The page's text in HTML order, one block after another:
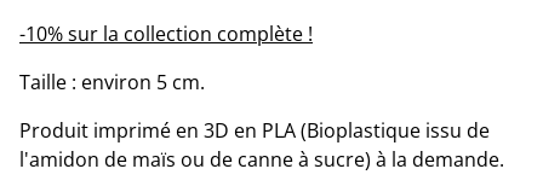
-10% sur la collection complète !
Taille : environ 5 cm.
Produit imprimé en 3D en PLA (Bioplastique issu de
l'amidon de maïs ou de canne à sucre) à la demande.